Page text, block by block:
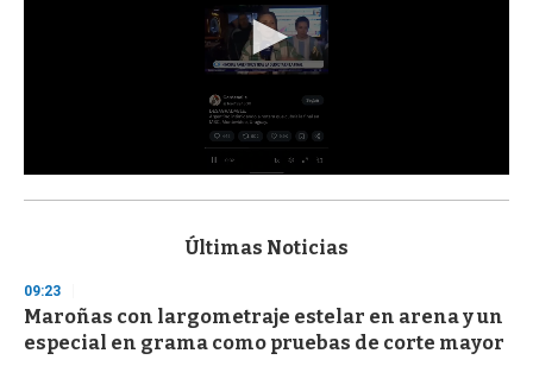
s
d
s
o
f
Últimas Noticias
09:23
Maroñas con largometraje estelar en arena y un
especial en grama como pruebas de corte mayor